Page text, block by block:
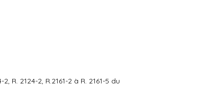
2124-2, R.2161-2 à R. 2161-5 du